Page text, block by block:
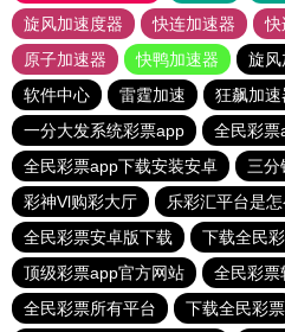
旋风加速度器
快连加速器
快
原子加速器
快鸭加速器 旋风
软件中心
雷霆加速 狂飙加速
一分大发系统彩票app
全民彩票
全民彩票app下载安装安卓
三分
彩神Vl购彩大厅
乐彩汇平台是
全民彩票安卓版下载
下载全民
顶级彩票app官方网站
全民彩票
全民彩票所有平台
下载全民彩票